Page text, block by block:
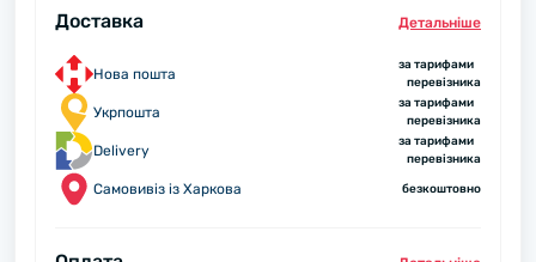
Доставка Детальнiше
Нова пошта
за тарифами
перевізника
Укрпошта
за тарифами
перевізника
Delivery
за тарифами
перевізника
Самовивіз із Харкова безкоштовно